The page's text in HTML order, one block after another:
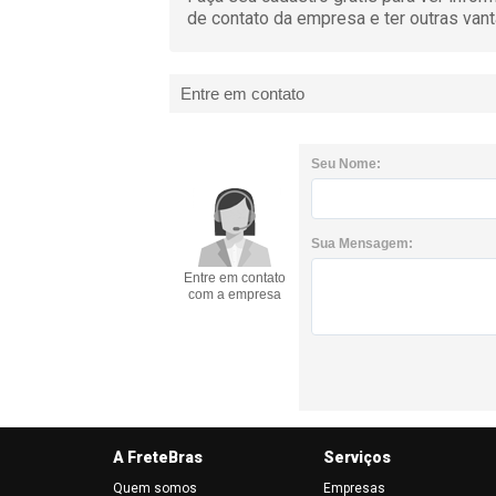
de contato da empresa e ter outras
Entre em contato
Entre em contato
com a empresa
Seu Nome:
Sua Mensagem:
A FreteBras
Quem somos
Serviços
Empresas